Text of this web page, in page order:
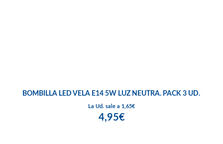
BOMBILLA LED VELA E14 5W LUZ NEUTRA. PACK 3 UD.
La Ud. sale a 1,65€
4,95€